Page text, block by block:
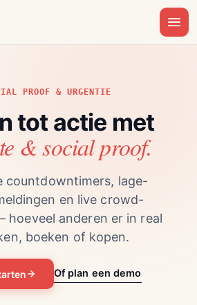
PROOF & URGENTIE
tot actie met
& social proof.
countdowntimers, lage-
en live crowd-
hoeveel anderen er in real
boeken of kopen.
Of plan een demo